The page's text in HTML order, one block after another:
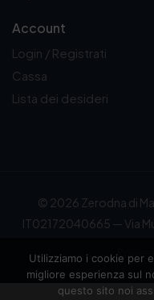
Account
Login / Registrati
Cassa
Lista dei desideri
© 2026 Zerodna di
IT02172040665 — Via
Utilizziamo i cookie per
migliore esperienza sul
questo sito noi